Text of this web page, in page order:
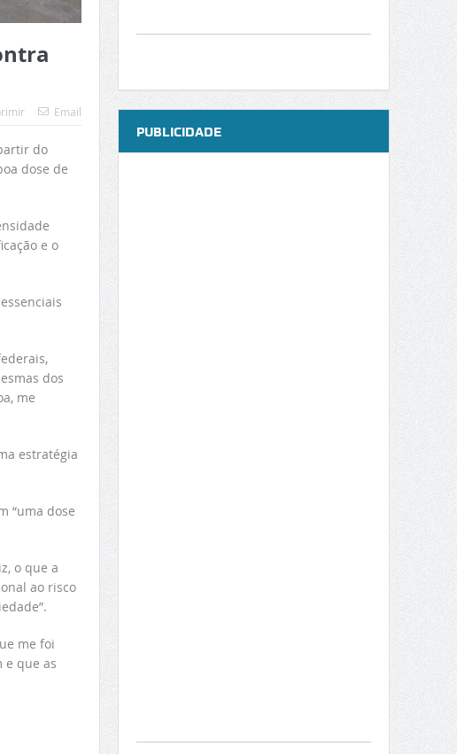
Email
do
dose de
e o
dos
me
estratégia
“uma dose
o que a
ao risco
me foi
e que as
PUBLICIDADE